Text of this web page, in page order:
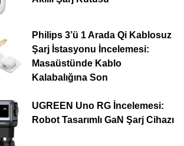
Philips 3’ü 1 Arada Qi Kablosuz
Şarj İstasyonu İncelemesi:
Masaüstünde Kablo
Kalabalığına Son
UGREEN Uno RG İncelemesi:
Robot Tasarımlı GaN Şarj Cihazı